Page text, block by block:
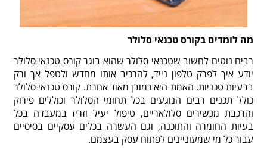
מה לומדים בקורס טכנאי סלולר
רבים נוטים לחשוב שטכנאי סלולר שהוא בוגר קורס טכנאי סלולר
יודע איך לפרק טלפון נייד, להרכיב אותו מחדש ולטפל אך ורק
בבעיות טכניות. האמת היא כמובן מאוד אחרת. קורס טכנאי סלולר
כולל תכנים רבים הנוגעים בכל תחומי הסלולר וכוללים פירוק
והרכבת מכשירים סלולאריים, טיפול יעיל וזריז במעבדה בכל
בעיות החומרה והתוכנה, וגם העשרה בכלים עסקיים בסיסיים
עבור כל מי שמעוניינים לפתוח עסק בעצמם.